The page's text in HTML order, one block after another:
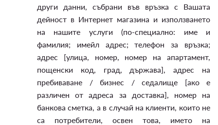
други данни, събрани във връзка с Вашата
дейност в Интернет магазина и използването
на нашите услуги (по-специално: име и
фамилия; имейл адрес; телефон за връзка;
адрес [улица, номер, номер на апартамент,
пощенски код, град, държава], адрес на
пребиваване / бизнес / седалище [ако е
различен от адреса за доставка], номер на
банкова сметка, а в случай на клиенти, които не
са потребители, освен това, името на